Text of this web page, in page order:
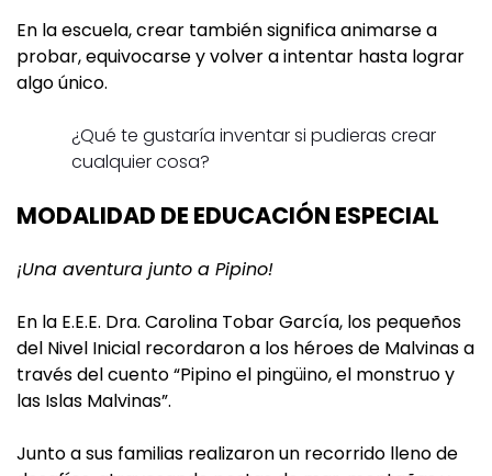
En la escuela, crear también significa animarse a
probar, equivocarse y volver a intentar hasta lograr
algo único.
¿Qué te gustaría inventar si pudieras crear
cualquier cosa?
MODALIDAD DE EDUCACIÓN ESPECIAL
¡Una aventura junto a Pipino!
En la E.E.E. Dra. Carolina Tobar García, los pequeños
del Nivel Inicial recordaron a los héroes de Malvinas a
través del cuento “Pipino el pingüino, el monstruo y
las Islas Malvinas”.
Junto a sus familias realizaron un recorrido lleno de